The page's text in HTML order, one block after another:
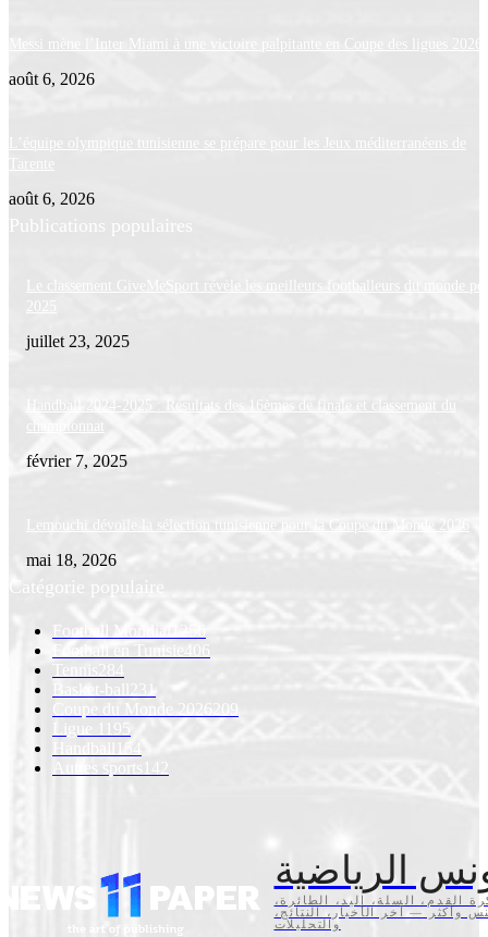
Messi mène l’Inter Miami à une victoire palpitante en Coupe des ligues 2026
août 6, 2026
L’équipe olympique tunisienne se prépare pour les Jeux méditerranéens de
Tarente
août 6, 2026
Publications populaires
Le classement GiveMeSport révèle les meilleurs footballeurs du monde
juillet 23, 2025
Handball 2024-2025 : Résultats des 16èmes de finale et classement du
championnat
février 7, 2025
Lemouchi dévoile la sélection tunisienne pour la Coupe du Monde 2026
mai 18, 2026
Catégorie populaire
Football Mondial
1256
Football en Tunisie 406
Tennis
284
Basket-ball
231
Coupe du Monde 2026 209
Ligue 1
195
Handball
154
Autres sports 142
الرياضية
القدم، السلة، اليد، الطائرة،
وأكثر — آخر الأخبار، النتائج،
والتحليلات